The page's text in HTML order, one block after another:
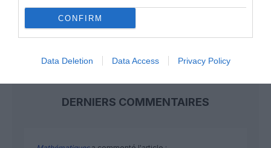
CONFIRM
Data Deletion Data Access Privacy Policy
DERNIERS COMMENTAIRES